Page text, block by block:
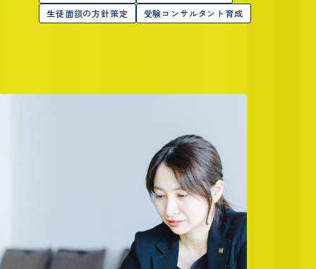
生徒面談の方針策定
受験コンサルタント育成